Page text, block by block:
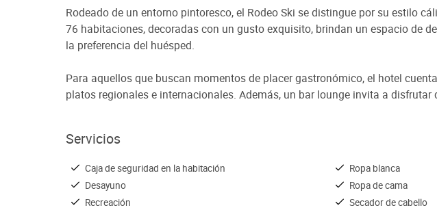
Rodeado de un entorno pintoresco, el Rodeo Ski se distingue por su estilo
76 habitaciones, decoradas con un gusto exquisito, brindan un espacio de
la preferencia del huésped.
Para aquellos que buscan momentos de placer gastronómico, el hotel
platos regionales e internacionales. Además, un bar lounge invita a
Servicios
Caja de seguridad en la habitación
Desayuno
Recreación
Ropa blanca
Ropa de cama
Secador de cabello